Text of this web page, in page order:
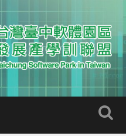
軟體園區發展
盟
of Taichung Software Park